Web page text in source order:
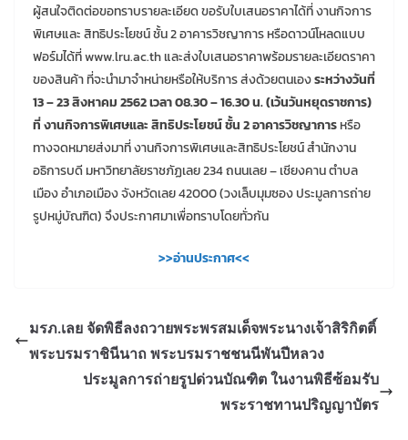
ผู้สนใจติดต่อขอทราบรายละเอียด ขอรับใบเสนอราคาได้ที่ งานกิจการ
พิเศษและ สิทธิประโยชน์ ชั้น 2 อาคารวิชญาการ หรือดาวน์โหลดแบบ
ฟอร์มได้ที่ www.lru.ac.th และส่งใบเสนอราคาพร้อมรายละเอียดราคา
ของสินค้า ที่จะนำมาจำหน่ายหรือให้บริการ ส่งด้วยตนเองระหว่างวันที่
13 – 23 สิงหาคม 2562 เวลา 08.30 – 16.30 น. (เว้นวันหยุดราชการ)
ที่ งานกิจการพิเศษและ สิทธิประโยชน์ ชั้น 2 อาคารวิชญาการหรือ
ทางจดหมายส่งมาที่ งานกิจการพิเศษและสิทธิประโยชน์ สำนักงาน
อธิการบดี มหาวิทยาลัยราชภัฏเลย 234 ถนนเลย – เชียงคาน ตำบล
เมือง อำเภอเมือง จังหวัดเลย 42000 (วงเล็บมุมซอง ประมูลการถ่าย
รูปหมู่บัณฑิต) จึงประกาศมาเพื่อทราบโดยทั่วกัน
>>อ่านประกาศ<<
มรภ.เลย จัดพิธีลงถวายพระพรสมเด็จพระนางเจ้าสิริกิตติ์
พระบรมราชินีนาถ พระบรมราชชนนีพันปีหลวง
ประมูลการถ่ายรูปด่วนบัณฑิต ในงานพิธีซ้อมรับ
พระราชทานปริญญาบัตร